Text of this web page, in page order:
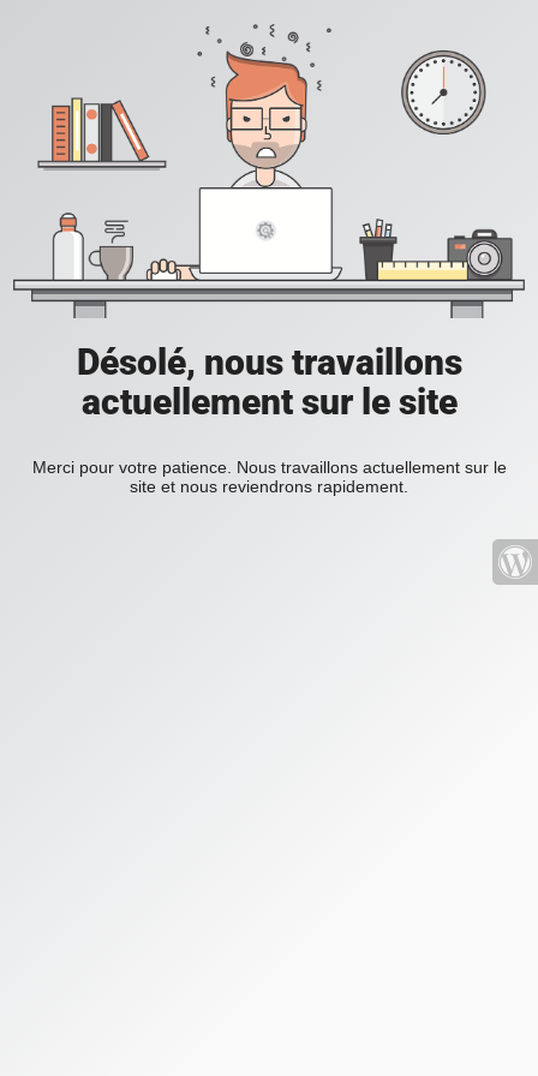
Désolé, nous travaillons
actuellement sur le site
Merci pour votre patience. Nous travaillons actuellement sur le
site et nous reviendrons rapidement.